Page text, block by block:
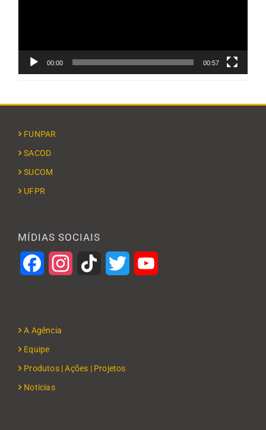
00:00 00:57
FUNPAR
SACOD
SUCOM
UFPR
MÍDIAS SOCIAIS
FacebookInstagramTikTok Twitter
A Agência
Equipe
Produtos | Ações | Projetos
Notícias